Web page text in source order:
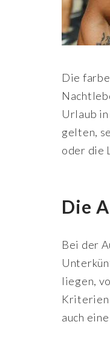
Die
Urlaub
gelten,
oder die
Die
Bei der
liegen,
Kriterien
auch